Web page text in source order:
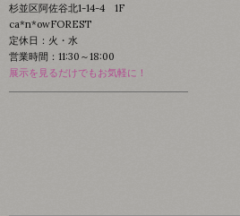
杉並区阿佐谷北1-14-4 1F
ca*n*owFOREST
定休日：火・水
営業時間：11:30～18:00
展示を見るだけでもお気軽に！